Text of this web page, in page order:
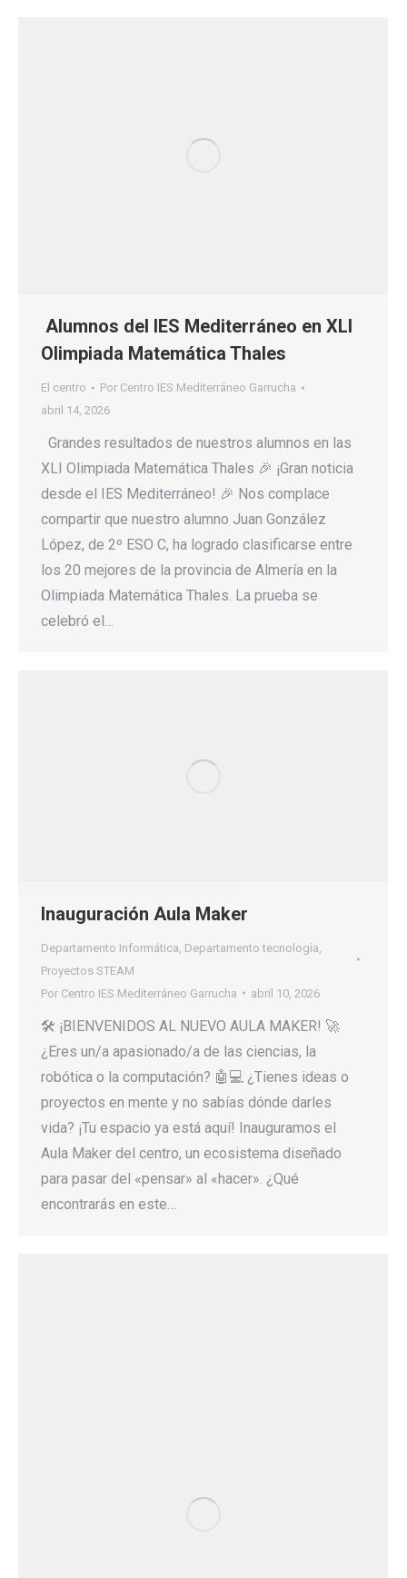
Alumnos del IES Mediterráneo en XLI
Olimpiada Matemática Thales
El centro Por Centro IES Mediterráneo Garrucha
abril 14, 2026
Grandes resultados de nuestros alumnos en las
XLI Olimpiada Matemática Thales 🎉 ¡Gran noticia
desde el IES Mediterráneo! 🎉 Nos complace
compartir que nuestro alumno Juan González
López, de 2º ESO C, ha logrado clasificarse entre
los 20 mejores de la provincia de Almería en la
Olimpiada Matemática Thales. La prueba se
celebró el…
Inauguración Aula Maker
Departamento Informática Departamento tecnología
Proyectos STEAM
Por Centro IES Mediterráneo Garrucha abril 10, 2026
🛠️ ¡BIENVENIDOS AL NUEVO AULA MAKER! 🚀
¿Eres un/a apasionado/a de las ciencias, la
robótica o la computación? 🤖💻 ¿Tienes ideas o
proyectos en mente y no sabías dónde darles
vida? ¡Tu espacio ya está aquí! Inauguramos el
Aula Maker del centro, un ecosistema diseñado
para pasar del «pensar» al «hacer». ¿Qué
encontrarás en este…